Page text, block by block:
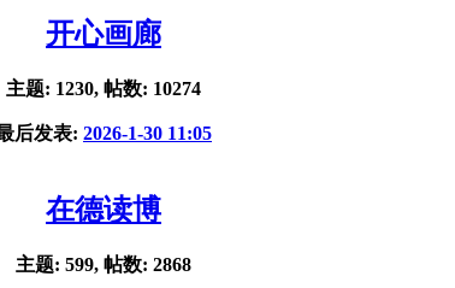
开心画廊
主题: 1230, 帖数: 10274
后发表: 2026-1-30 11:05
在德读博
主题: 599, 帖数: 2868